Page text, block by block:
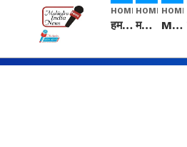
HOME
हम सनातनी..." सांसद kangana Ranaut से क्या बोली लड़की? Viral Jantar-Mantar | CJP protest
HOME
मनीषा हत्याकांड: हत्या, आत्महत्या या कोई बड़ा राज? | Full Story | Josh Haryana
HOME
Mangalsutra: हिंदू धर्म में शादी के बाद मंगलसूत्र क्यों पहनती है महिलाएं, किसने शुरु की ये परंपरा